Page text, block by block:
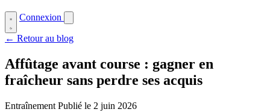
Connexion
← Retour au blog
Affûtage avant course : gagner en
fraîcheur sans perdre ses acquis
Entraînement Publié le 2 juin 2026